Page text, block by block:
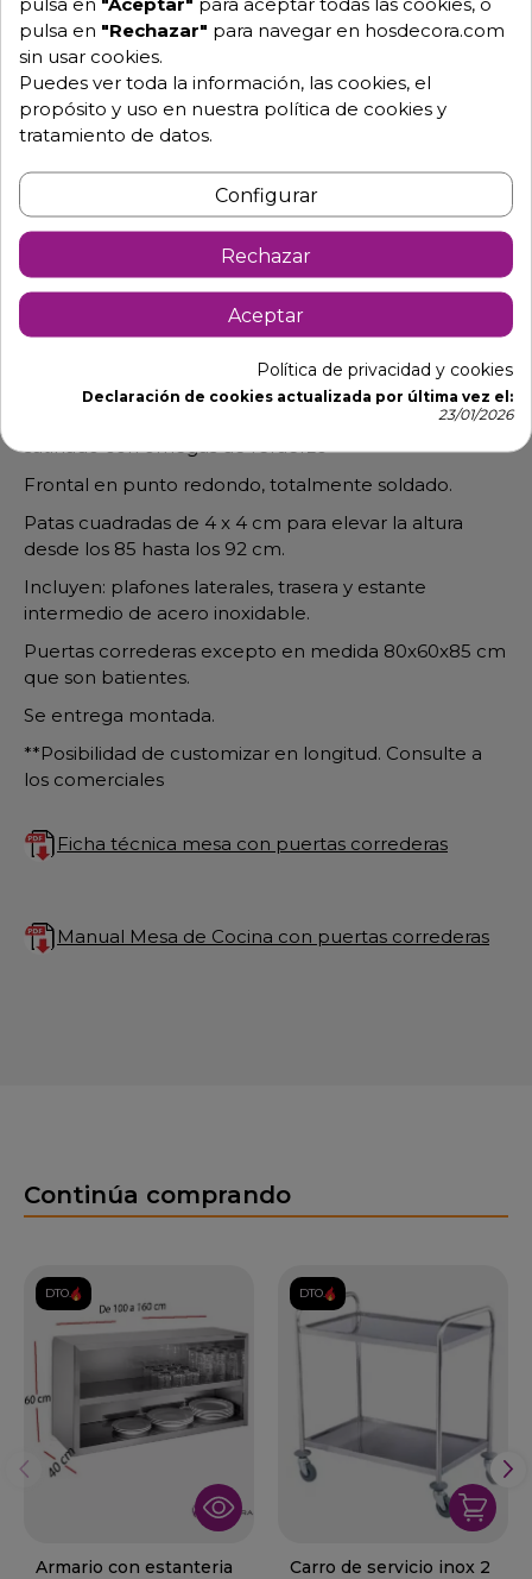
Descripción Detalles de producto
Mesa centro de cocinas con encimera
central
Puertas correderas de acero inoxidable fondo 60 cm
satinado con omegas de refuerzo
Frontal en punto redondo, totalmente soldado.
Patas cuadradas de 4 x 4 cm para elevar la altura
desde los 85 hasta los 92 cm.
Incluyen: plafones laterales, trasera y estante
intermedio de acero inoxidable.
Puertas correderas excepto en medida 80x60x85 cm
que son batientes.
Se entrega montada.
**Posibilidad de customizar en longitud. Consulte a
los comerciales
Ficha técnica mesa con puertas correderas
Manual Mesa de Cocina con puertas correderas
Continúa comprando
DTO.
Armario con estanteria
DTO.
Carro de servicio inox 2
pulsa en "Rechazar" para navegar en hosdecora.com
sin usar cookies.
Puedes ver toda la información, las cookies, el
propósito y uso en nuestra política de cookies y
tratamiento de datos.
Configurar
Rechazar
Aceptar
Política de privacidad y cookies
Declaración de cookies actualizada por última vez el:
23/01/2026